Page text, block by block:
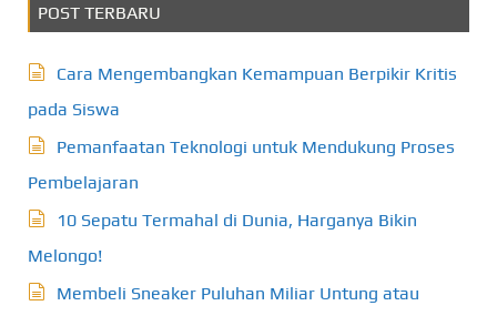
POST TERBARU
Cara Mengembangkan Kemampuan Berpikir Kritis
pada Siswa
Pemanfaatan Teknologi untuk Mendukung Proses
Pembelajaran
10 Sepatu Termahal di Dunia, Harganya Bikin
Melongo!
Membeli Sneaker Puluhan Miliar Untung atau